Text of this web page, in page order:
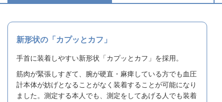
新形状の「カプッとカフ」
手首に装着しやすい新形状「カプッとカフ」を採用。
筋肉が緊張しすぎて、腕が硬直・麻痺している方でも血圧
計本体が妨げとなることがなく装着することが可能になり
ました。測定する本人でも、測定をしてあげる人でも装着